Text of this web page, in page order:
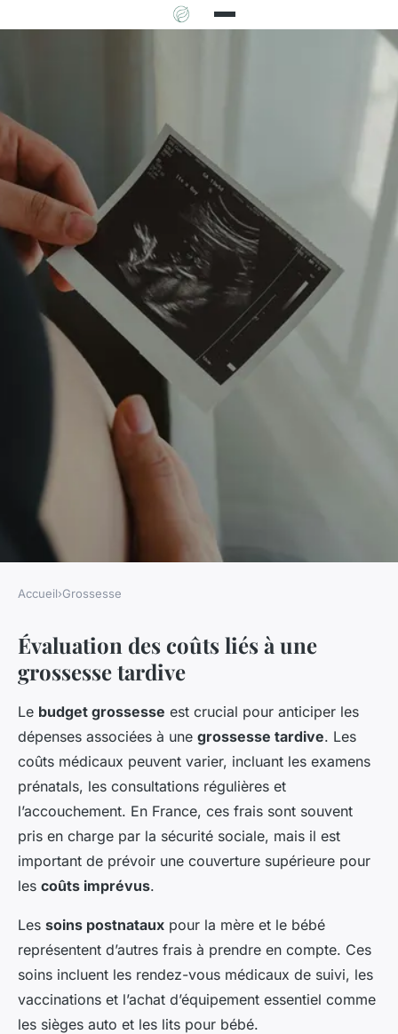
Décisions financières à
prendre lorsqu'on envisage
une grossesse tardive
Zélie • 2 février 2025 • 5 min de lecture
Accueil›Grossesse
Évaluation des coûts liés à une
grossesse tardive
Le budget grossesse est crucial pour anticiper les
dépenses associées à une grossesse tardive. Les
coûts médicaux peuvent varier, incluant les examens
prénatals, les consultations régulières et
l’accouchement. En France, ces frais sont souvent
pris en charge par la sécurité sociale, mais il est
important de prévoir une couverture supérieure pour
les coûts imprévus.
Les soins postnataux pour la mère et le bébé
représentent d’autres frais à prendre en compte. Ces
soins incluent les rendez-vous médicaux de suivi, les
vaccinations et l’achat d’équipement essentiel comme
les sièges auto et les lits pour bébé.